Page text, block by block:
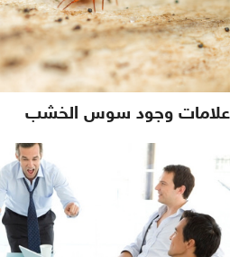
علامات وجود سوس الخشب